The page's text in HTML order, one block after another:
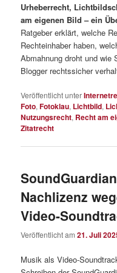
Urheberrecht,
am eigenen Bild – ein
Ratgeber erklärt, welche
Rechteinhaber haben,
Abmahnung droht und wie
Blogger rechtssicher
Veröffentlicht unter
Foto,Fotoklau, Lichtbild,
Nutzungsrecht, Recht am
Zitatrecht
Nachlizenz
Video-
Veröffentlicht am21. Juli
Musik als Video-